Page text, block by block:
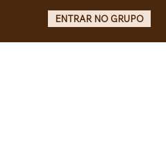
ENTRAR NO GRUPO